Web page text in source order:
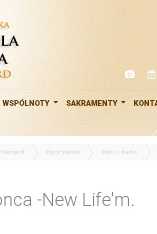
WSPÓLNOTY SAKRAMENTY
Życie parafii Video / Audio
-New Life'm.